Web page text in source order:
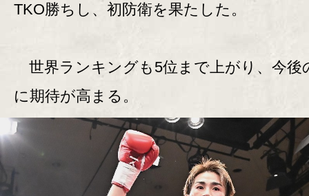
TKO勝ちし、初防衛を果たした。
世界ランキングも5位まで上がり、今後
に期待が高まる。